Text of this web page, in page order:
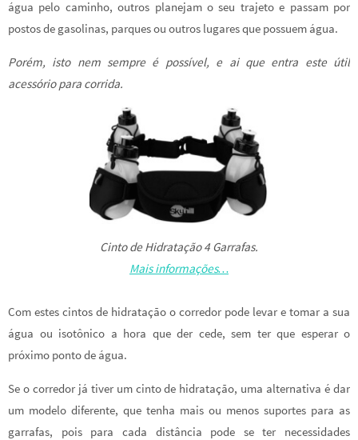
água pelo caminho, outros planejam o seu trajeto e passam por
postos de gasolinas, parques ou outros lugares que possuem água.
Porém, isto nem sempre é possível, e ai que entra este útil
acessório para corrida.
Cinto de Hidratação 4 Garrafas.
Mais informações…
Com estes cintos de hidratação o corredor pode levar e tomar a sua
água ou isotônico a hora que der cede, sem ter que esperar o
próximo ponto de água.
Se o corredor já tiver um cinto de hidratação, uma alternativa é dar
um modelo diferente, que tenha mais ou menos suportes para as
garrafas, pois para cada distância pode se ter necessidades